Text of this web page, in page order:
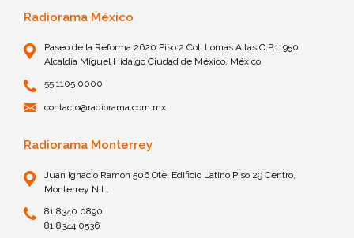
Radiorama México
Paseo de la Reforma 2620 Piso 2 Col. Lomas Altas C.P.11950
Alcaldía Miguel Hidalgo Ciudad de México, México
55 1105 0000
contacto@radiorama.com.mx
Radiorama Monterrey
Juan Ignacio Ramon 506 Ote. Edificio Latino Piso 29 Centro,
Monterrey N.L.
81 8340 0890
81 8344 0536